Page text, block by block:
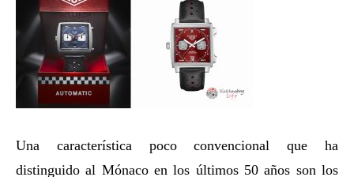
Una característica poco convencional que ha
distinguido al Mónaco en los últimos 50 años son los